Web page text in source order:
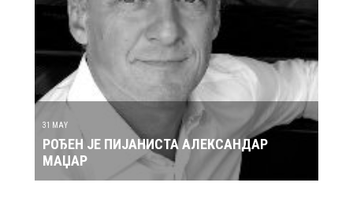
30 MAY
РОЂЕН ЈЕ ПЕВАЧ ЗДРАВКО ЧОЛИЋ